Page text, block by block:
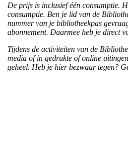
De prijs is inclusief één consumptie.
consumptie. Ben je lid van de
nummer van je bibliotheekpas
abonnement. Daarmee heb je direct
Tijdens de activiteiten van de
media of in gedrukte of online
geheel. Heb je hier bezwaar tegen?